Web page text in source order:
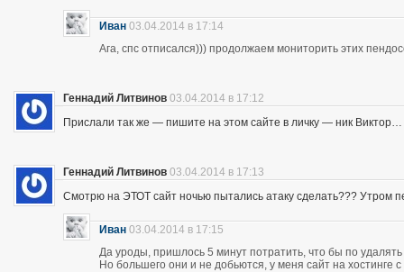
Иван 03.04.2014 в 17:14
Ага, спс отписался))) продолжаем мониторить этих
Геннадий Литвинов 03.04.2014 в 17:12
Прислали так же — пишите на этом сайте в личку — ник Виктор…
Геннадий Литвинов 03.04.2014 в 17:13
Смотрю на ЭТОТ сайт ночью пытались атаку сделать??? Утром
Иван 03.04.2014 в 17:15
Да уроды, пришлось 5 минут потратить, что бы по
Но большего они и не добьются, у меня сайт на хостинге